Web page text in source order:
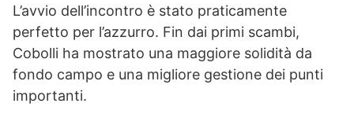
L’avvio dell’incontro è stato praticamente
perfetto per l’azzurro. Fin dai primi scambi,
Cobolli ha mostrato una maggiore solidità da
fondo campo e una migliore gestione dei punti
importanti.